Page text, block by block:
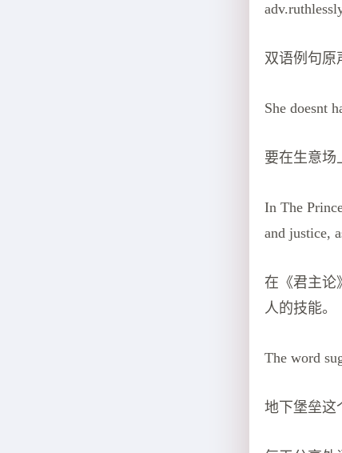
双语例句原
She doesnt
要在生意场
In The
and justice,
在《君主论
人的技能。
The word
地下堡垒这